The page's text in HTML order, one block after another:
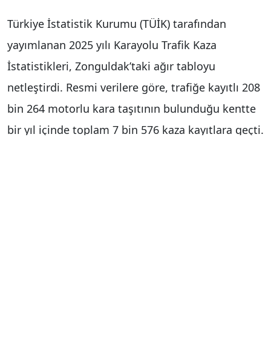
Türkiye İstatistik Kurumu (TÜİK) tarafından
yayımlanan 2025 yılı Karayolu Trafik Kaza
İstatistikleri, Zonguldak’taki ağır tabloyu
netleştirdi. Resmi verilere göre, trafiğe kayıtlı 208
bin 264 motorlu kara taşıtının bulunduğu kentte
bir yıl içinde toplam 7 bin 576 kaza kayıtlara geçti.